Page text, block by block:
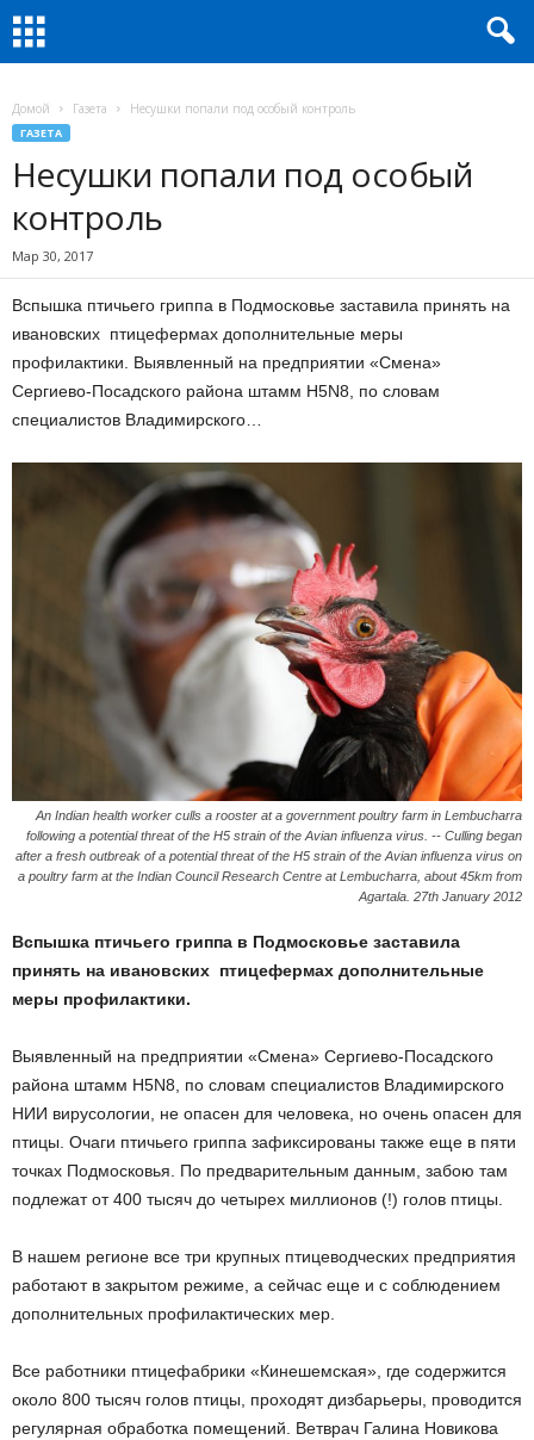
Домой Газета Несушки попали под особый контроль
ГАЗЕТА
Несушки попали под особый
контроль
Мар 30, 2017
Вспышка птичьего гриппа в Подмосковье заставила принять на
ивановских птицефермах дополнительные меры
профилактики. Выявленный на предприятии «Смена»
Сергиево-Посадского района штамм H5N8, по словам
специалистов Владимирского…
An Indian health worker culls a rooster at a government poultry farm in Lembucharra
following a potential threat of the H5 strain of the Avian influenza virus. -- Culling began
after a fresh outbreak of a potential threat of the H5 strain of the Avian influenza virus on
a poultry farm at the Indian Council Research Centre at Lembucharra, about 45km from
Agartala. 27th January 2012
Вспышка птичьего гриппа в Подмосковье заставила
принять на ивановских птицефермах дополнительные
меры профилактики.
Выявленный на предприятии «Смена» Сергиево-Посадского
района штамм H5N8, по словам специалистов Владимирского
НИИ вирусологии, не опасен для человека, но очень опасен для
птицы. Очаги птичьего гриппа зафиксированы также еще в пяти
точках Подмосковья. По предварительным данным, забою там
подлежат от 400 тысяч до четырех миллионов (!) голов птицы.
В нашем регионе все три крупных птицеводческих предприятия
работают в закрытом режиме, а сейчас еще и с соблюдением
дополнительных профилактических мер.
Все работники птицефабрики «Кинешемская», где содержится
около 800 тысяч голов птицы, проходят дизбарьеры, проводится
регулярная обработка помещений. Ветврач Галина Новикова